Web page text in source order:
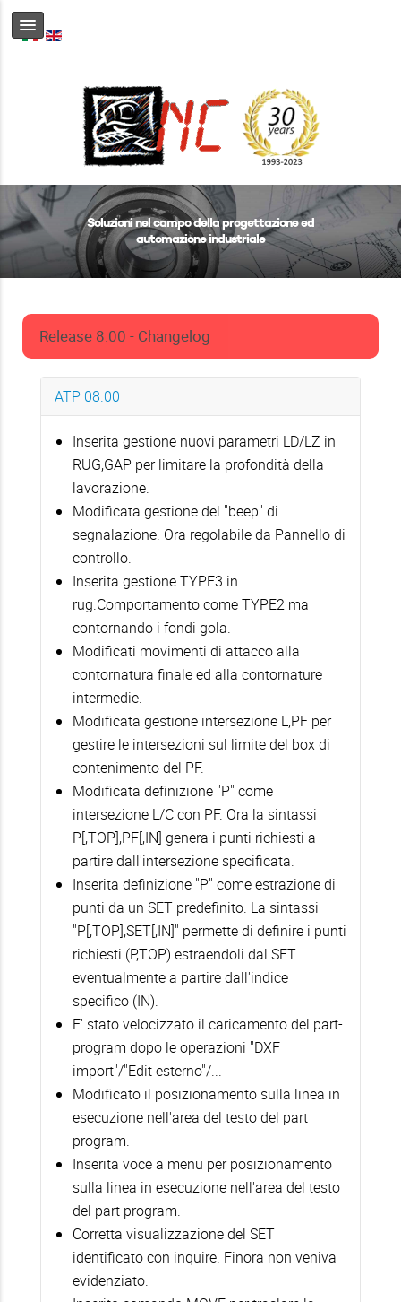
Soluzioni nel campo della progettazione ed
automazione industriale
Release 8.00 - Changelog
ATP 08.00
Inserita gestione nuovi parametri LD/LZ in
RUG,GAP per limitare la profondità della
lavorazione.
Modificata gestione del "beep" di
segnalazione. Ora regolabile da Pannello di
controllo.
Inserita gestione TYPE3 in
rug.Comportamento come TYPE2 ma
contornando i fondi gola.
Modificati movimenti di attacco alla
contornatura finale ed alla contornature
intermedie.
Modificata gestione intersezione L,PF per
gestire le intersezioni sul limite del box di
contenimento del PF.
Modificata definizione "P" come
intersezione L/C con PF. Ora la sintassi
P[,TOP],PF[,IN] genera i punti richiesti a
partire dall'intersezione specificata.
Inserita definizione "P" come estrazione di
punti da un SET predefinito. La sintassi
"P[,TOP],SET[,IN]" permette di definire i punti
richiesti (P,TOP) estraendoli dal SET
eventualmente a partire dall'indice
specifico (IN).
E' stato velocizzato il caricamento del part-
program dopo le operazioni "DXF
import"/"Edit esterno"/...
Modificato il posizionamento sulla linea in
esecuzione nell'area del testo del part
program.
Inserita voce a menu per posizionamento
sulla linea in esecuzione nell'area del testo
del part program.
Corretta visualizzazione del SET
identificato con inquire. Finora non veniva
evidenziato.